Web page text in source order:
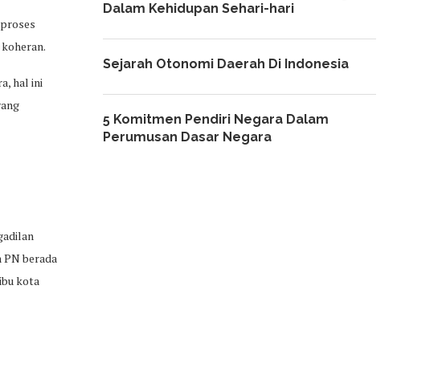
hal ini
PN berada
kota
Dalam Kehidupan Sehari-hari
Sejarah Otonomi Daerah Di Indonesia
5 Komitmen Pendiri Negara Dalam
Perumusan Dasar Negara